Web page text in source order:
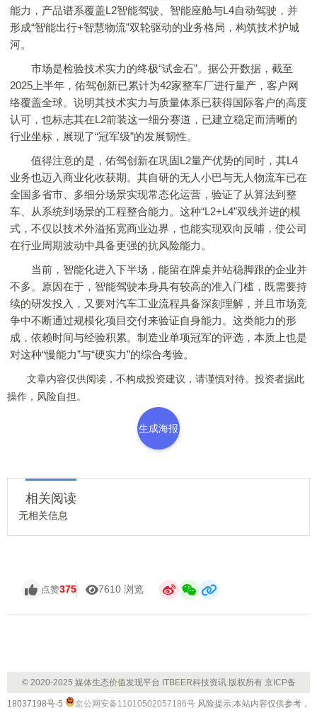
能力，产品谱系覆盖L2智能驾驶、智能座舱与L4自动驾驶，并
形成“智能出行+智慧物流”双轮驱动的业务格局，构筑技术护城
河。
市场是检验技术实力的终极“试金石”。据公开数据，截至
2025上半年，佑驾创新已累计为42家整车厂进行量产，客户网
络覆盖全球。说明其技术实力与质量体系已获得国际客户的高度
认可，也标志其在L2前装这一细分赛道，已建立稳定而清晰的
行业坐标，展现了“冠军级”的发展韧性。
值得注意的是，佑驾创新在巩固L2量产优势的同时，其L4
业务也迈入商业化收获期。其自研的无人小巴与无人物流车已在
全国多省市、多细分场景实现常态化运营，验证了从算法到整
车、从系统到场景的工程整合能力。这种“L2+L4”双线并进的模
式，不仅以技术外溢拓宽商业边界，也能实现双向反哺，使公司
在行业周期波动中具备更强的抗风险能力。
当前，智能化进入下半场，能留在牌桌并站稳脚跟的企业并
不多。原因在于，智能驾驶本身具有较高的准入门槛，既需要持
续的研发投入，又要对汽车工业流程具备深刻理解，并且市场竞
争中不断通过规模化项目交付来验证自身能力。这类能力的形
成，依赖时间与经验积累。制造业单项冠军的评选，本质上也是
对这种“慢能力”与“硬实力”的综合考验。
文章内容仅供阅读，不构成投资建议，请谨慎对待。投资者据此
操作，风险自担。
生成海报
相关阅读
无相关信息
点赞375 7610 浏览
© 2020-2025 媒体生态价值发现平台 ITBEER科技资讯 版权所有 京ICP备
18037198号-5 京公网安备11010502057186号 风险提示:本站内容仅供参考，